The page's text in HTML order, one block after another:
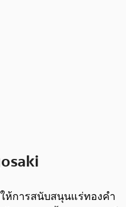
ห้การสนับสนุนแร่ทองคำ